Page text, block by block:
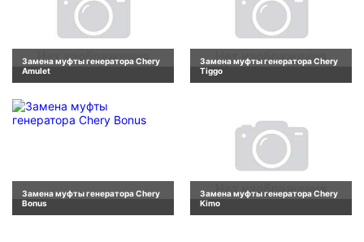
Замена муфты генератора Chery
Amulet
Замена муфты генератора Chery
Tiggo
Замена муфты генератора Chery
Bonus
Замена муфты генератора Chery
Kimo